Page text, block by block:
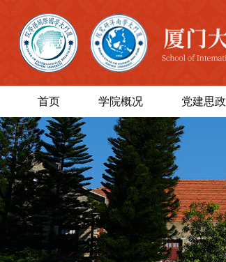
首页 学院概况 党建思政